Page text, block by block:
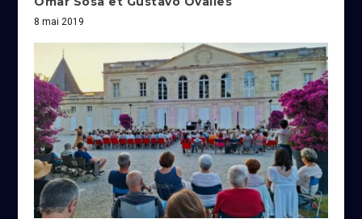
8 mai 2019